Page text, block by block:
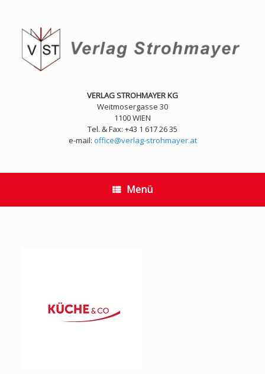
springen
VERLAG STROHMAYER KG
Weitmosergasse 30
1100 WIEN
Tel. & Fax: +43 1 617 26 35
e-mail: office@verlag-strohmayer.at
Menü